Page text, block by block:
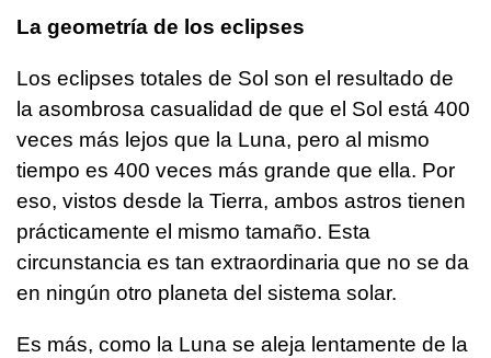
La geometría de los eclipses
Los eclipses totales de Sol son el resultado de
la asombrosa casualidad de que el Sol está 400
veces más lejos que la Luna, pero al mismo
tiempo es 400 veces más grande que ella. Por
eso, vistos desde la Tierra, ambos astros tienen
prácticamente el mismo tamaño. Esta
circunstancia es tan extraordinaria que no se da
en ningún otro planeta del sistema solar.
Es más, como la Luna se aleja lentamente de la